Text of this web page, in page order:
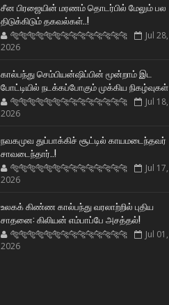
சீன பிரஜையின் மரணம் தொடர்பில் மேலும் பல
திடுக்கிடும் தகவல்கள்..!
🐅🐅🐅🐅🐅🐅🐆🐆🐆🐆🐆🐆🐆🐆
Jul 28,
2026
கால்பந்து செம்பியன்ஷிப்பின் மூன்றாம் இட
போட்டியில் நடக்கப்போகும் முக்கிய நிகழ்வுகள்
🐅🐅🐅🐅🐅🐅🐆🐆🐆🐆🐆🐆🐆🐆
Jul 18,
2026
நவகமுவ துப்பாக்கிச் சூட்டில் காயமடைந்தவர்
சாவடைந்தார்..!
🐅🐅🐅🐅🐅🐅🐆🐆🐆🐆🐆🐆🐆🐆
Jul 17,
2026
உலகக் கிண்ண கால்பந்து வரலாற்றில் புதிய
சாதனை: கிலியன் எம்பாப்பே அசத்தல்!
🐅🐅🐅🐅🐅🐅🐆🐆🐆🐆🐆🐆🐆🐆
Jul 01,
2026